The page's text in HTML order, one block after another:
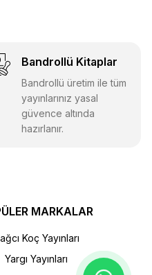
Bandrollü Kitaplar
Bandrollü üretim ile tüm
yayınlarınız yasal
güvence altında
hazırlanır.
MARKALAR
Koç Yayınları
Yargı Yayınları